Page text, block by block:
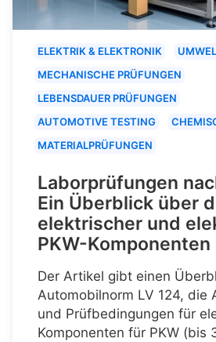
ELEKTRIK & ELEKTRONIK
MECHANISCHE PRÜFUNGEN
LEBENSDAUER PRÜFUNGEN
AUTOMOTIVE TESTING
MATERIALPRÜFUNGEN
Laborprüfungen
Ein Überblick über
elektrischer und
PKW-Komponenten
Der Artikel gibt einen
Automobilnorm LV 124, die
und Prüfbedingungen für
Komponenten für PKW (bis